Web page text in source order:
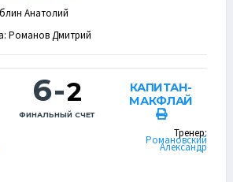
Анатолий
Романов Дмитрий
6-2
ФИНАЛЬНЫЙ СЧЕТ
КАПИТАН-
МАКФЛАЙ
Тренер:
Романовский
Александр